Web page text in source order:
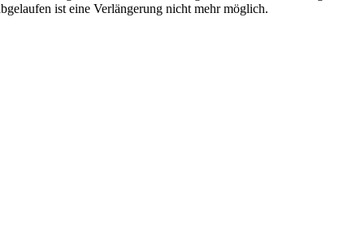
ist eine Verlängerung nicht mehr möglich.